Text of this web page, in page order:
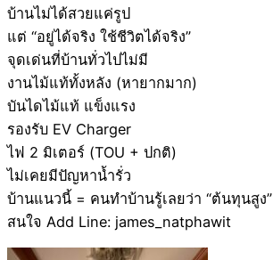
บ้านไม่ได้สวยแค่รูป
แต่ “อยู่ได้จริง ใช้ชีวิตได้จริง”
จุดเด่นที่บ้านทั่วไปไม่มี
งานไม้แท้ทั้งหลัง (หายากมาก)
บันไดไม้แท้ แข็งแรง
รองรับ EV Charger
ไฟ 2 มิเตอร์ (TOU + ปกติ)
ไม่เคยมีปัญหาน้ำรั่ว
บ้านแนวนี้ = คนทำบ้านรู้เลยว่า “ต้นทุนสูง”
สนใจ Add Line: james_natphawit